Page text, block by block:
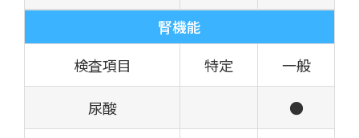
腎機能
検査項目
特定 一般
尿酸 ●